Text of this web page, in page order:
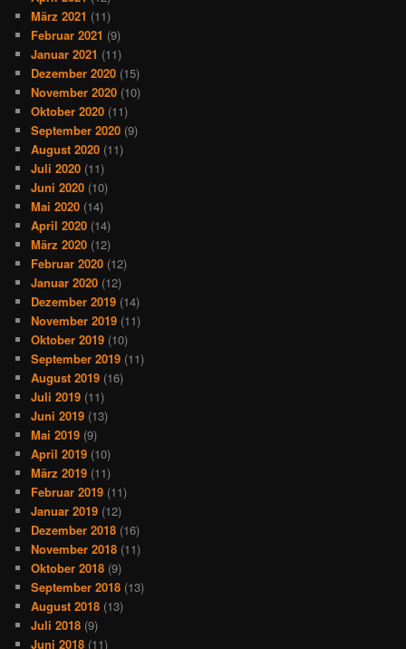
März 2021 (11)
Februar 2021 (9)
Januar 2021 (11)
Dezember 2020 (15)
November 2020 (10)
Oktober 2020 (11)
September 2020 (9)
August 2020 (11)
Juli 2020 (11)
Juni 2020 (10)
Mai 2020 (14)
April 2020 (14)
März 2020 (12)
Februar 2020 (12)
Januar 2020 (12)
Dezember 2019 (14)
November 2019 (11)
Oktober 2019 (10)
September 2019 (11)
August 2019 (16)
Juli 2019 (11)
Juni 2019 (13)
Mai 2019 (9)
April 2019 (10)
März 2019 (11)
Februar 2019 (11)
Januar 2019 (12)
Dezember 2018 (16)
November 2018 (11)
Oktober 2018 (9)
September 2018 (13)
August 2018 (13)
Juli 2018 (9)
Juni 2018 (11)